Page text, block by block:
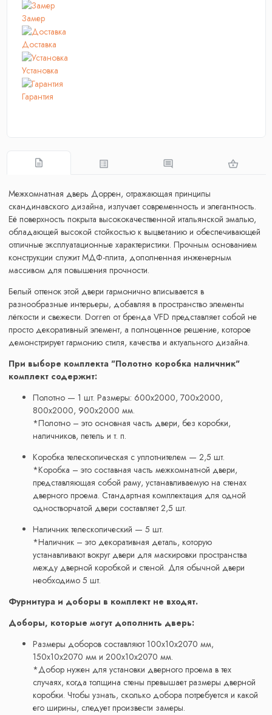
Замер
Доставка
Установка
Гарантия
Межкомнатная дверь Доррен, отражающая принципы
скандинавского дизайна, излучает современность и элегантность.
Её поверхность покрыта высококачественной итальянской эмалью,
обладающей высокой стойкостью к выцветанию и обеспечивающей
отличные эксплуатационные характеристики. Прочным основанием
конструкции служит МДФ-плита, дополненная инженерным
массивом для повышения прочности.
Белый оттенок этой двери гармонично вписывается в
разнообразные интерьеры, добавляя в пространство элементы
лёгкости и свежести. Dorren от бренда VFD представляет собой не
просто декоративный элемент, а полноценное решение, которое
демонстрирует гармонию стиля, качества и актуального дизайна.
При выборе комплекта "Полотно коробка наличник"
комплект содержит:
Полотно — 1 шт. Размеры: 600x2000, 700x2000,
800x2000, 900x2000 мм.
*Полотно – это основная часть двери, без коробки,
наличников, петель и т. п.
Коробка телескопическая с уплотнителем — 2,5 шт.
*Коробка – это составная часть межкомнатной двери,
представляющая собой раму, устанавливаемую на стенах
дверного проема. Стандартная комплектация для одной
одностворчатой двери составляет 2,5 шт.
Наличник телескопический — 5 шт.
*Наличник – это декоративная деталь, которую
устанавливают вокруг двери для маскировки пространства
между дверной коробкой и стеной. Для обычной двери
необходимо 5 шт.
Фурнитура и доборы в комплект не входят.
Доборы, которые могут дополнить дверь:
Размеры доборов составляют 100x10x2070 мм,
150x10x2070 мм и 200x10x2070 мм.
*Добор нужен для установки дверного проема в тех
случаях, когда толщина стены превышает размеры дверной
коробки. Чтобы узнать, сколько добора потребуется и какой
его ширины, следует произвести замеры.